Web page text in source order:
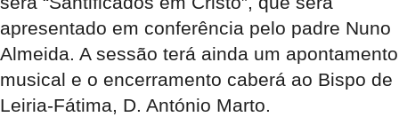
apresentado em conferência pelo padre Nuno
Almeida. A sessão terá ainda um apontamento
musical e o encerramento caberá ao Bispo de
Leiria-Fátima, D. António Marto.